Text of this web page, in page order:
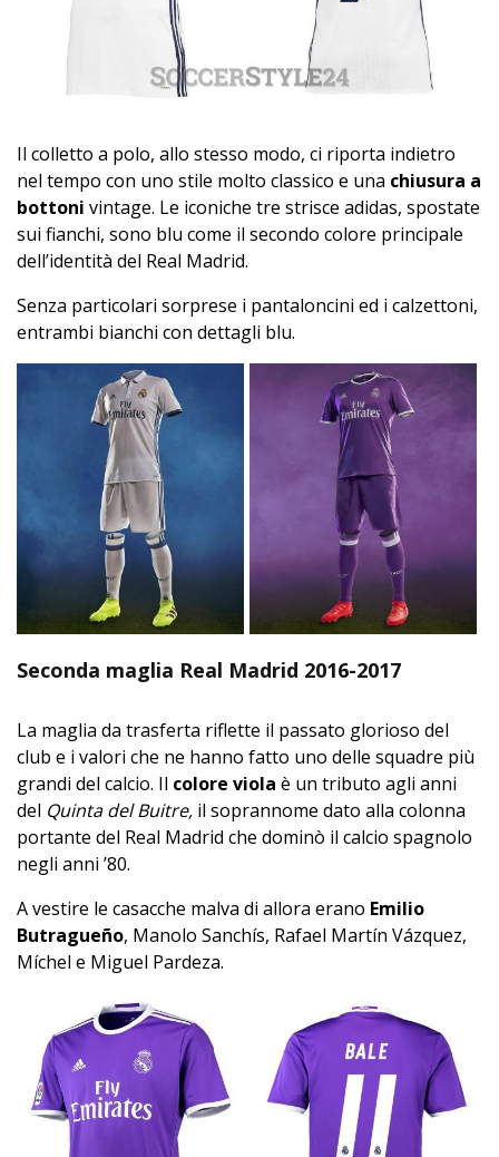
Il colletto a polo, allo stesso modo, ci riporta indietro
nel tempo con uno stile molto classico e una chiusura a
bottoni vintage. Le iconiche tre strisce adidas, spostate
sui fianchi, sono blu come il secondo colore principale
dell’identità del Real Madrid.
Senza particolari sorprese i pantaloncini ed i calzettoni,
entrambi bianchi con dettagli blu.
Seconda maglia Real Madrid 2016-2017
La maglia da trasferta riflette il passato glorioso del
club e i valori che ne hanno fatto uno delle squadre più
grandi del calcio. Il colore viola è un tributo agli anni
del Quinta del Buitre, il soprannome dato alla colonna
portante del Real Madrid che dominò il calcio spagnolo
negli anni ’80.
A vestire le casacche malva di allora erano Emilio
Butragueño, Manolo Sanchís, Rafael Martín Vázquez,
Míchel e Miguel Pardeza.